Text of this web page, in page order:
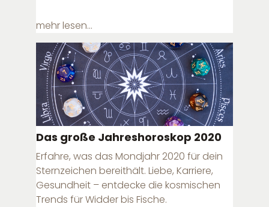
mehr lesen...
Das große Jahreshoroskop 2020
Erfahre, was das Mondjahr 2020 für dein
Sternzeichen bereithält. Liebe, Karriere,
Gesundheit – entdecke die kosmischen
Trends für Widder bis Fische.